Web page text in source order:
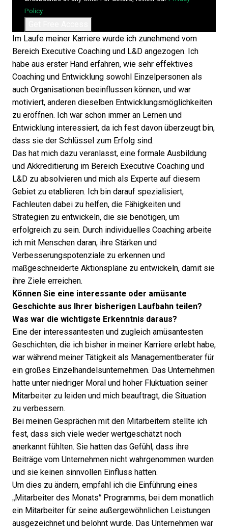
Policy.
Im Laufe meiner Karriere wurde ich zunehmend vom
Bereich Executive Coaching und L&D angezogen. Ich
habe aus erster Hand erfahren, wie sehr effektives
Coaching und Entwicklung sowohl Einzelpersonen als
auch Organisationen beeinflussen können, und war
motiviert, anderen dieselben Entwicklungsmöglichkeiten
zu eröffnen. Ich war schon immer an Lernen und
Entwicklung interessiert, da ich fest davon überzeugt bin,
dass sie der Schlüssel zum Erfolg sind.
Das hat mich dazu veranlasst, eine formale Ausbildung
und Akkreditierung im Bereich Executive Coaching und
L&D zu absolvieren und mich als Experte auf diesem
Gebiet zu etablieren. Ich bin darauf spezialisiert,
Fachleuten dabei zu helfen, die Fähigkeiten und
Strategien zu entwickeln, die sie benötigen, um
erfolgreich zu sein. Durch individuelles Coaching arbeite
ich mit Menschen daran, ihre Stärken und
Verbesserungspotenziale zu erkennen und
maßgeschneiderte Aktionspläne zu entwickeln, damit sie
ihre Ziele erreichen.
Können Sie eine interessante oder amüsante
Geschichte aus Ihrer bisherigen Laufbahn teilen?
Was war die wichtigste Erkenntnis daraus?
Eine der interessantesten und zugleich amüsantesten
Geschichten, die ich bisher in meiner Karriere erlebt habe,
war während meiner Tätigkeit als Managementberater für
ein großes Einzelhandelsunternehmen. Das Unternehmen
hatte unter niedriger Moral und hoher Fluktuation seiner
Mitarbeiter zu leiden und mich beauftragt, die Situation
zu verbessern.
Bei meinen Gesprächen mit den Mitarbeitern stellte ich
fest, dass sich viele weder wertgeschätzt noch
anerkannt fühlten. Sie hatten das Gefühl, dass ihre
Beiträge vom Unternehmen nicht wahrgenommen wurden
und sie keinen sinnvollen Einfluss hatten.
Um dies zu ändern, empfahl ich die Einführung eines
„Mitarbeiter des Monats“ Programms, bei dem monatlich
ein Mitarbeiter für seine außergewöhnlichen Leistungen
ausgezeichnet und belohnt wurde. Das Unternehmen war